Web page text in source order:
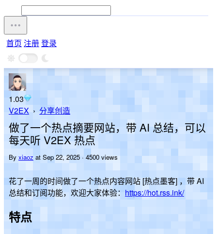
首页 注册登录
1.03
V2EX › 分享创造
做了一个热点摘要网站，带 AI 总结，可以
每天听 V2EX 热点
By xiaoz at Sep 22, 2025 · 4500 views
花了一周的时间做了一个热点内容网站 [热点墨客] ，带 AI
总结和订阅功能，欢迎大家体验： https://hot.rss.ink/
特点